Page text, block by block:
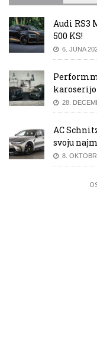
Honda za SPA
priprema nadogradnju
Audi RS3
500 KS!
6. JUNA
28.
AC
svoju
8.